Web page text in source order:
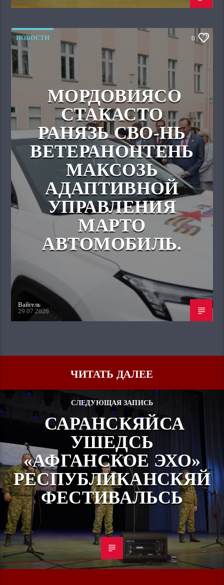
НОВОСТИ 0
МОРДОВИЯСО
СТАКАСТО
РАНЯЗЬ СВО-НЬ
ВЕТЕРАНОНТЕНЬ
МАКСОЗЬ
АДАПТИВНОЙ
УПРАВЛЕНИЯ
МАРТО
АВТОМОБИЛЬ.
Вайгель
29.07.2026
ЧИТАТЬ ДАЛЕЕ
СЛЕДУЮЩАЯ ЗАПИСЬ
САРАНСКЯЙСА
УШЕДСЬ
«АФГАНСКОЕ ЭХО»
РЕСПУБЛИКАНСКЯЙ
ФЕСТИВАЛЬСЬ